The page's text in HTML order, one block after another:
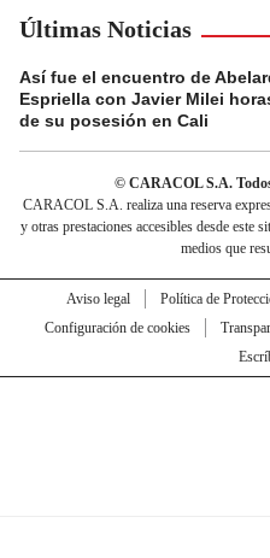
Últimas Noticias
Así fue el encuentro de
Espriella con Javier Milei
de su posesión en Cali
© CARACOL S.A.
CARACOL S.A. realiza una reserva
y otras prestaciones accesibles desde este
medios que
Aviso legal Política de
Configuración de cookies